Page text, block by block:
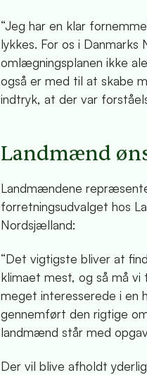
“Jeg har en klar
lykkes. For os i
omlægningsplanen ikke
også er med til at skabe
indtryk, at der var
Landmænd
Landmændene
forretningsudvalget hos
Nordsjælland:
“Det vigtigste bliver at
klimaet mest, og så må
meget interesserede i en
gennemført den rigtige
landmænd står med
Der vil blive afholdt